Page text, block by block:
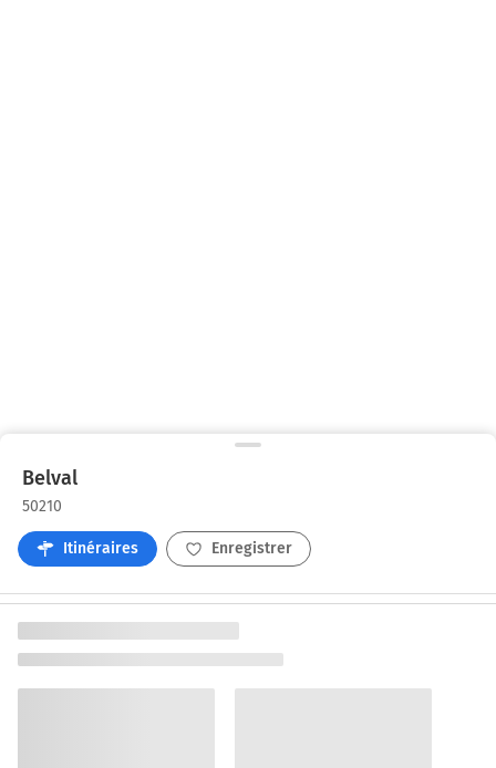
Belval
50210
Itinéraires Enregistrer